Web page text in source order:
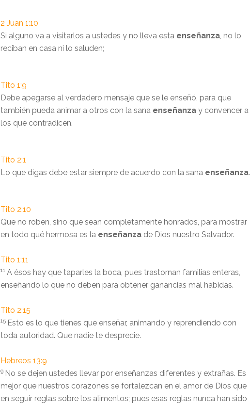
2 Juan 1:10
Si alguno va a visitarlos a ustedes y no lleva esta enseñanza, no lo
reciban en casa ni lo saluden;
Tito 1:9
Debe apegarse al verdadero mensaje que se le enseñó, para que
también pueda animar a otros con la sana enseñanza y convencer a
los que contradicen.
Tito 2:1
Lo que digas debe estar siempre de acuerdo con la sana enseñanza.
Tito 2:10
Que no roben, sino que sean completamente honrados, para mostrar
en todo qué hermosa es la enseñanza de Dios nuestro Salvador.
Tito 1:11
11 A ésos hay que taparles la boca, pues trastornan familias enteras,
enseñando lo que no deben para obtener ganancias mal habidas.
Tito 2:15
15 Esto es lo que tienes que enseñar, animando y reprendiendo con
toda autoridad. Que nadie te desprecie.
Hebreos 13:9
9 No se dejen ustedes llevar por enseñanzas diferentes y extrañas. Es
mejor que nuestros corazones se fortalezcan en el amor de Dios que
en seguir reglas sobre los alimentos; pues esas reglas nunca han sido